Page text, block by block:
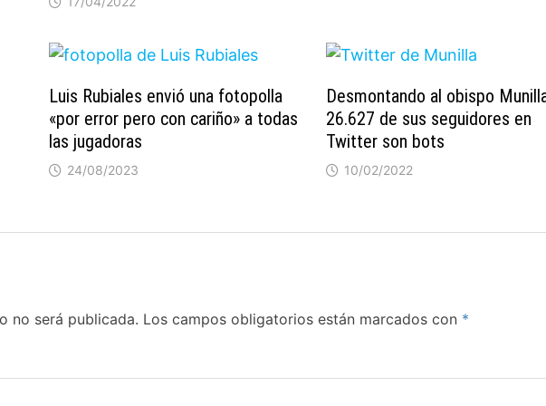
Luis Rubiales envió una fotopolla
«por error pero con cariño» a todas
las jugadoras
24/08/2023
Desmontando al obispo
26.627 de sus seguidores en
Twitter son bots
10/02/2022
no será publicada. Los campos obligatorios están marcados con *